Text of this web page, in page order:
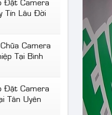
Tín Lâu Đời
Camera
Tại Bình
Đặt Camera
Tân Uyên